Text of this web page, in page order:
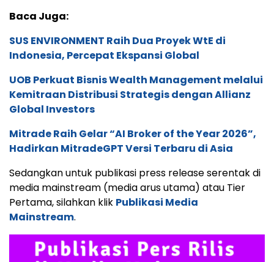
Baca Juga:
SUS ENVIRONMENT Raih Dua Proyek WtE di
Indonesia, Percepat Ekspansi Global
UOB Perkuat Bisnis Wealth Management melalui
Kemitraan Distribusi Strategis dengan Allianz
Global Investors
Mitrade Raih Gelar “AI Broker of the Year 2026”,
Hadirkan MitradeGPT Versi Terbaru di Asia
Sedangkan untuk publikasi press release serentak di
media mainstream (media arus utama) atau Tier
Pertama, silahkan klik Publikasi Media
Mainstream.